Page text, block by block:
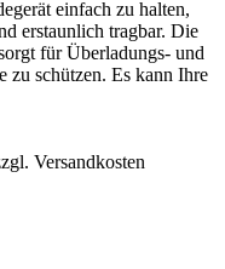
einfach zu halten,
erstaunlich tragbar. Die
für Überladungs- und
zu schützen. Es kann Ihre
Versandkosten